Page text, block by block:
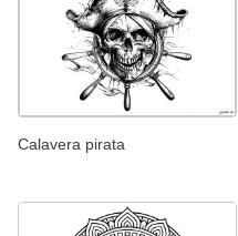
Calavera pirata